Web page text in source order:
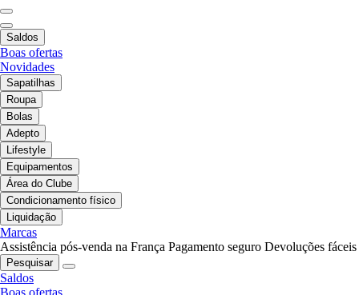
Saldos
Boas ofertas
Novidades
Sapatilhas
Roupa
Bolas
Adepto
Lifestyle
Equipamentos
Área do Clube
Condicionamento físico
Liquidação
Marcas
Assistência pós-venda na França Pagamento seguro Devoluções fáceis
Pesquisar
Saldos